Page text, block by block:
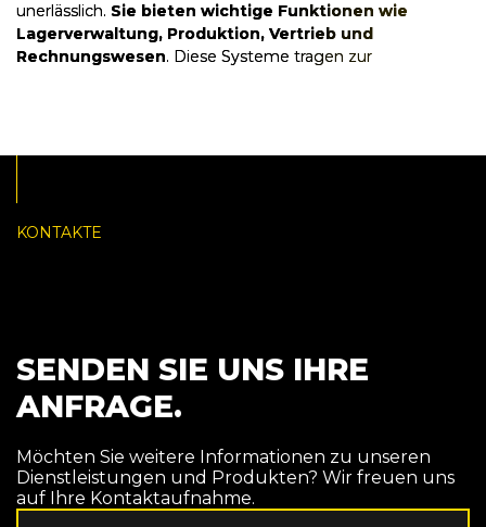
unerlässlich. Sie bieten wichtige Funktionen wie
Lagerverwaltung, Produktion, Vertrieb und
Rechnungswesen. Diese Systeme tragen zur
SENDEN SIE UNS IHRE
ANFRAGE.
Möchten Sie weitere Informationen zu unseren
Dienstleistungen und Produkten? Wir freuen uns
auf Ihre Kontaktaufnahme.
KONTAKTE